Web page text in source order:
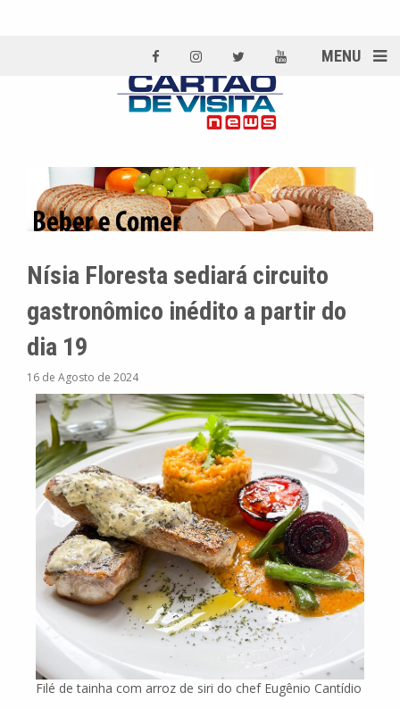
MENU
Nísia Floresta sediará circuito
gastronômico inédito a partir do
dia 19
16 de Agosto de 2024
Filé de tainha com arroz de siri do chef Eugênio Cantídio